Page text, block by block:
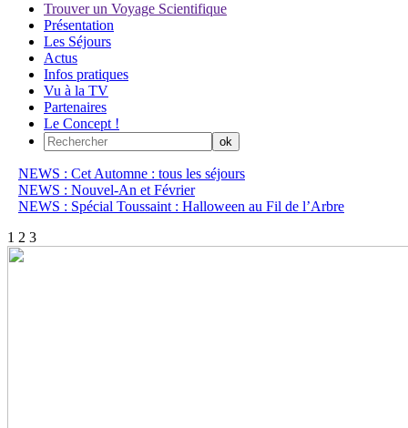
Trouver un Voyage Scientifique
Présentation
Les Séjours
Actus
Infos pratiques
Vu à la TV
Partenaires
Le Concept !
NEWS : Cet Automne : tous les séjours
NEWS : Nouvel-An et Février
NEWS : Spécial Toussaint : Halloween au Fil de l’Arbre
1 2 3